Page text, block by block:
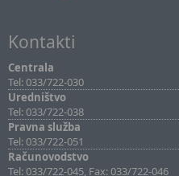
Kontakti
Centrala
Tel: 033/722-030
Uredništvo
Tel: 033/722-038
Pravna služba
Tel: 033/722-051
Računovodstvo
Tel: 033/722-045, Fax: 033/722-046